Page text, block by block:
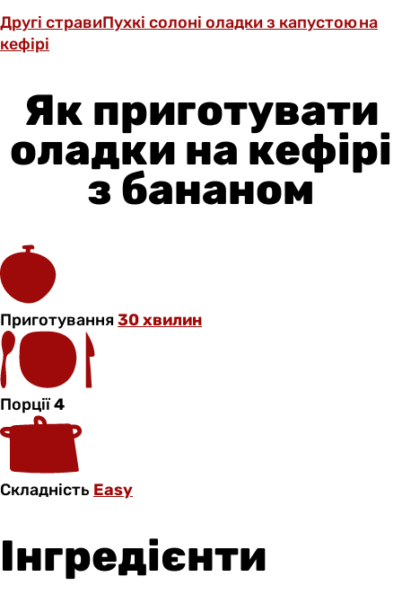
Другі стравиПухкі солоні оладки з капустою на
кефірі
Як приготувати
оладки на кефірі
з бананом
Приготування30 хвилин
Порції4
Складність Easy
Інгредієнти